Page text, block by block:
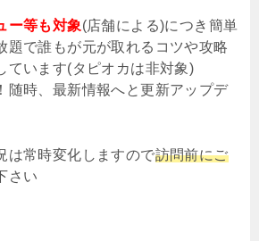
ー等も対象(店舗による)につき簡単
題で誰もが元が取れるコツや攻略
ています(タピオカは非対象)
随時、最新情報へと更新アップデ
は常時変化しますので訪問前にご
さい